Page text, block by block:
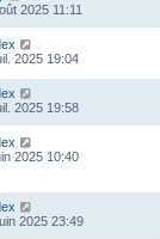
2025 11:11
2025 19:04
2025 19:58
2025 10:40
2025 23:49